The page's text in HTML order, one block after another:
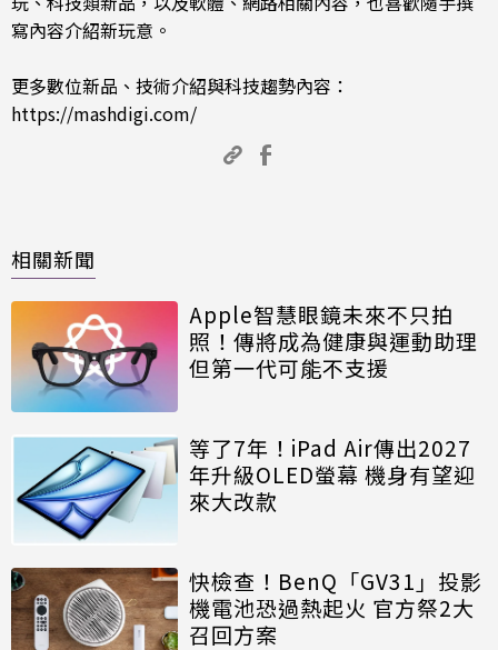
寫內容介紹新玩意。
更多數位新品、技術介紹與科技趨勢內容：
https://mashdigi.com/
相關新聞
Apple智慧眼鏡未來不只拍
照！傳將成為健康與運動助理
但第一代可能不支援
等了7年！iPad Air傳出2027
年升級OLED螢幕 機身有望迎
來大改款
快檢查！BenQ「GV31」投影
機電池恐過熱起火 官方祭2大
召回方案